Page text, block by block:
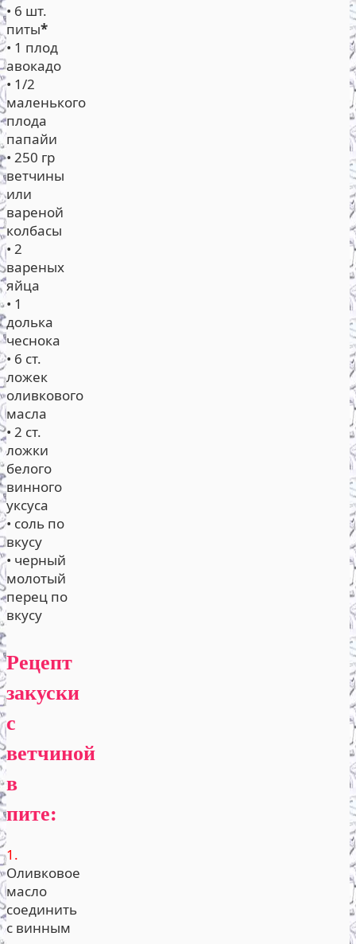
• 6 шт.
питы*
• 1 плод
авокадо
• 1/2
маленького
плода
папайи
• 250 гр
ветчины
или
вареной
колбасы
• 2
вареных
яйца
• 1
долька
чеснока
• 6 ст.
ложек
оливкового
масла
• 2 ст.
ложки
белого
винного
уксуса
• соль по
вкусу
• черный
молотый
перец по
вкусу
Рецепт
закуски
с
ветчиной
в
пите:
1.
Оливковое
масло
соединить
с винным